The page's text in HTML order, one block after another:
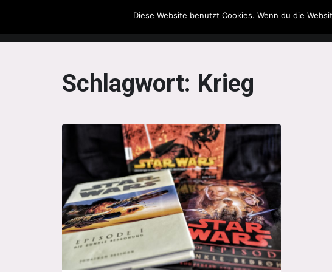
The Howling Men
Schlagwort: Krieg
Diese Website benutzt Cookies. Wenn du die